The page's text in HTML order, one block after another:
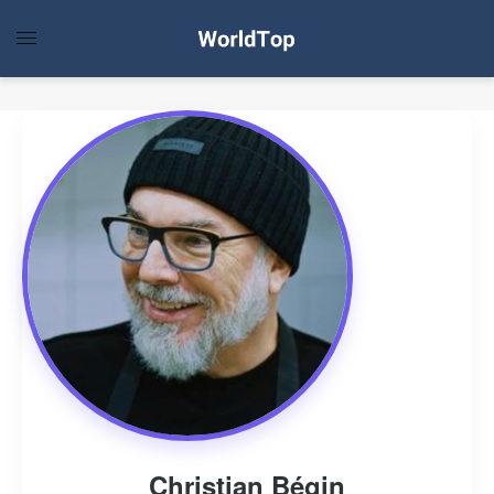
Christian Bégin